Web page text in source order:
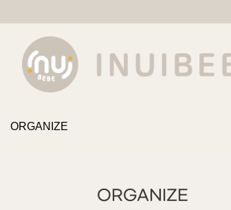
ORGANIZE
ORGANIZE